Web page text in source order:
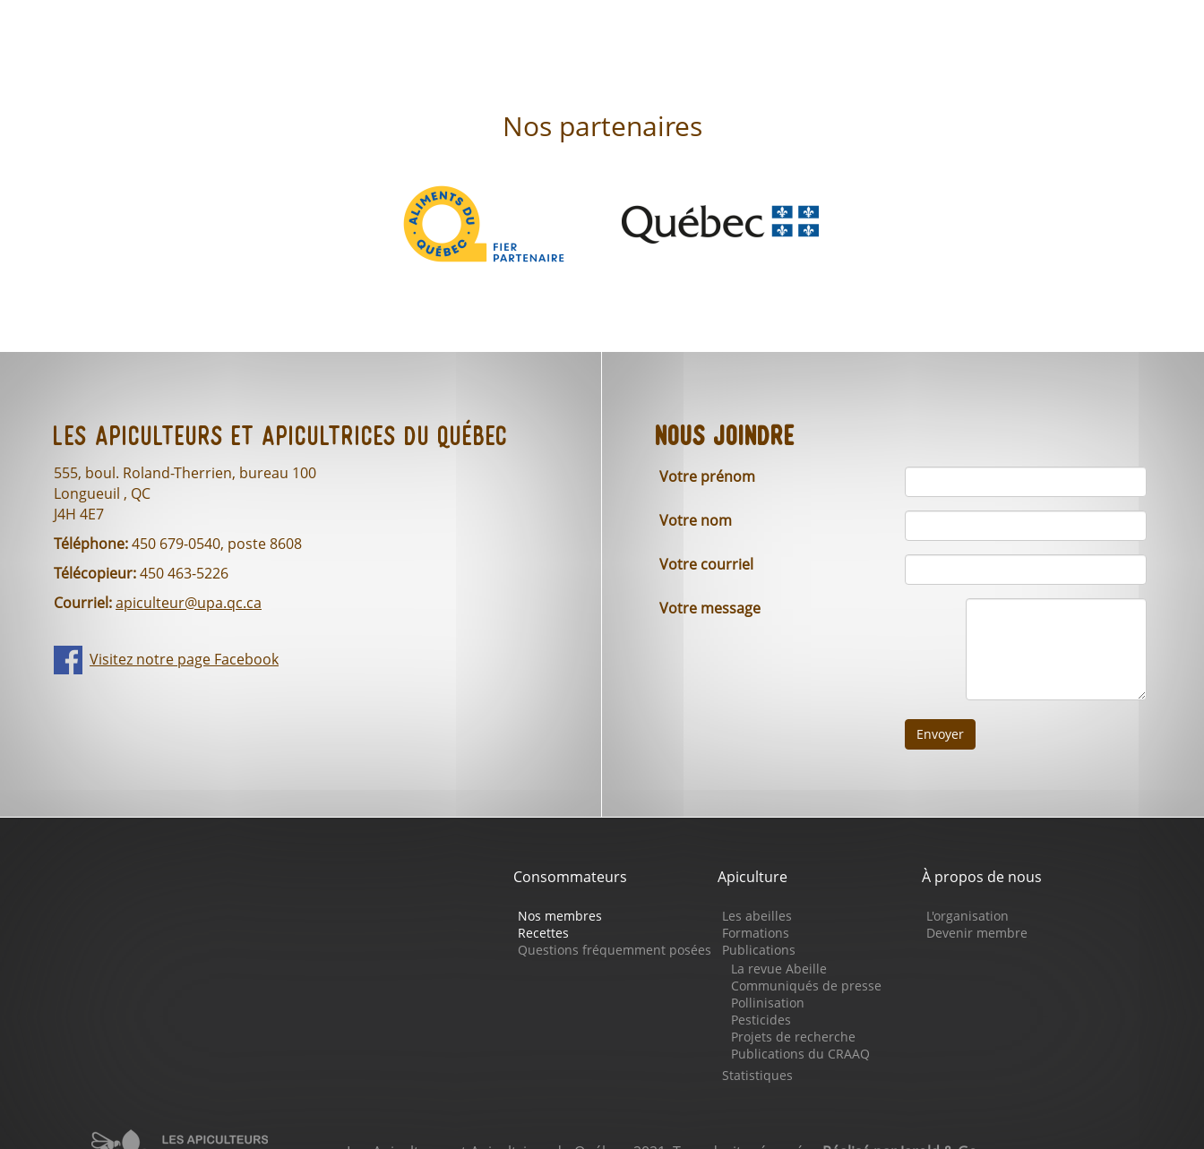
Nos partenaires
Les Apiculteurs et Apicultrices du Québec
555, boul. Roland-Therrien, bureau 100
Longueuil , QC
J4H 4E7
Téléphone:450 679-0540, poste 8608
Télécopieur:450 463-5226
Courriel:apiculteur@upa.qc.ca
Visitez notre page Facebook
Nous joindre
Votre prénom
Votre nom
Votre courriel
Votre message
Envoyer
À propos de nous
L'organisation
Devenir membre
Apiculture
Les abeilles
Formations
Publications
La revue Abeille
Communiqués de presse
Pollinisation
Pesticides
Projets de recherche
Publications du CRAAQ
Statistiques
Consommateurs
Nos membres
Recettes
Questions fréquemment posées